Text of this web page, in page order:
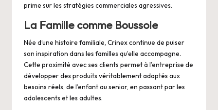
prime sur les stratégies commerciales agressives.
La Famille comme Boussole
Née d’une histoire familiale, Crinex continue de puiser
son inspiration dans les familles qu’elle accompagne.
Cette proximité avec ses clients permet à l’entreprise de
développer des produits véritablement adaptés aux
besoins réels, de l’enfant au senior, en passant par les
adolescents et les adultes.